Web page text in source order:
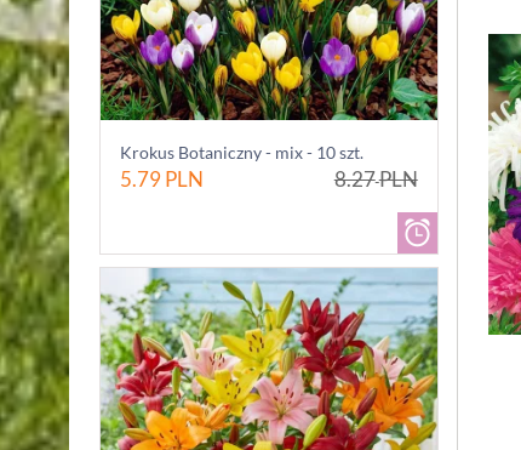
Krokus Botaniczny - mix - 10 szt.
5.79PLN 8.27PLN